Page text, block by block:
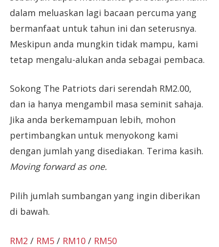
dalam meluaskan lagi bacaan percuma yang
bermanfaat untuk tahun ini dan seterusnya.
Meskipun anda mungkin tidak mampu, kami
tetap mengalu-alukan anda sebagai pembaca.
Sokong The Patriots dari serendah RM2.00,
dan ia hanya mengambil masa seminit sahaja.
Jika anda berkemampuan lebih, mohon
pertimbangkan untuk menyokong kami
dengan jumlah yang disediakan. Terima kasih.
Moving forward as one.
Pilih jumlah sumbangan yang ingin diberikan
di bawah.
RM2 / RM5 / RM10 / RM50